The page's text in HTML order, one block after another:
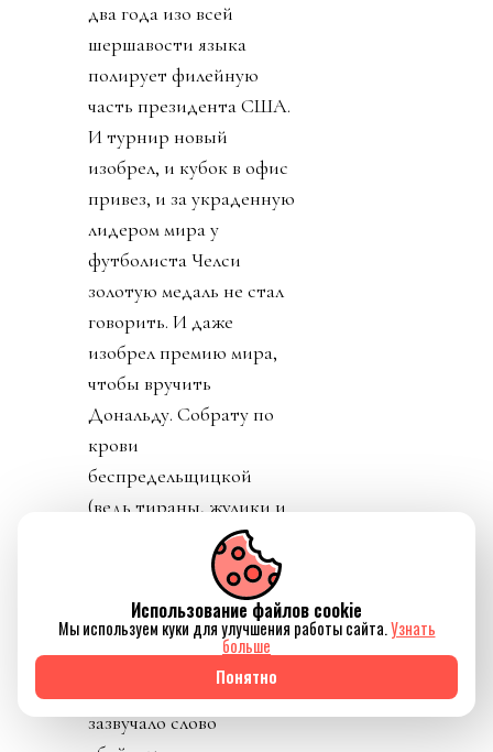
два года изо всей
шершавости языка
полирует филейную
часть президента США.
И турнир новый
изобрел, и кубок в офис
привез, и за украденную
лидером мира у
футболиста Челси
золотую медаль не стал
говорить. И даже
изобрел премию мира,
чтобы вручить
Дональду. Собрату по
крови
беспредельщицкой
(ведь тираны, жулики и
диктаторы так похожи
друг на друга). Причины
такого, вот уж правда,
лизоблюдства начали
вскрываться. Со
стороны федераций
зазвучало слово
Использование файлов cookie
Мы используем куки для улучшения работы сайта.Узнать
больше
Понятно